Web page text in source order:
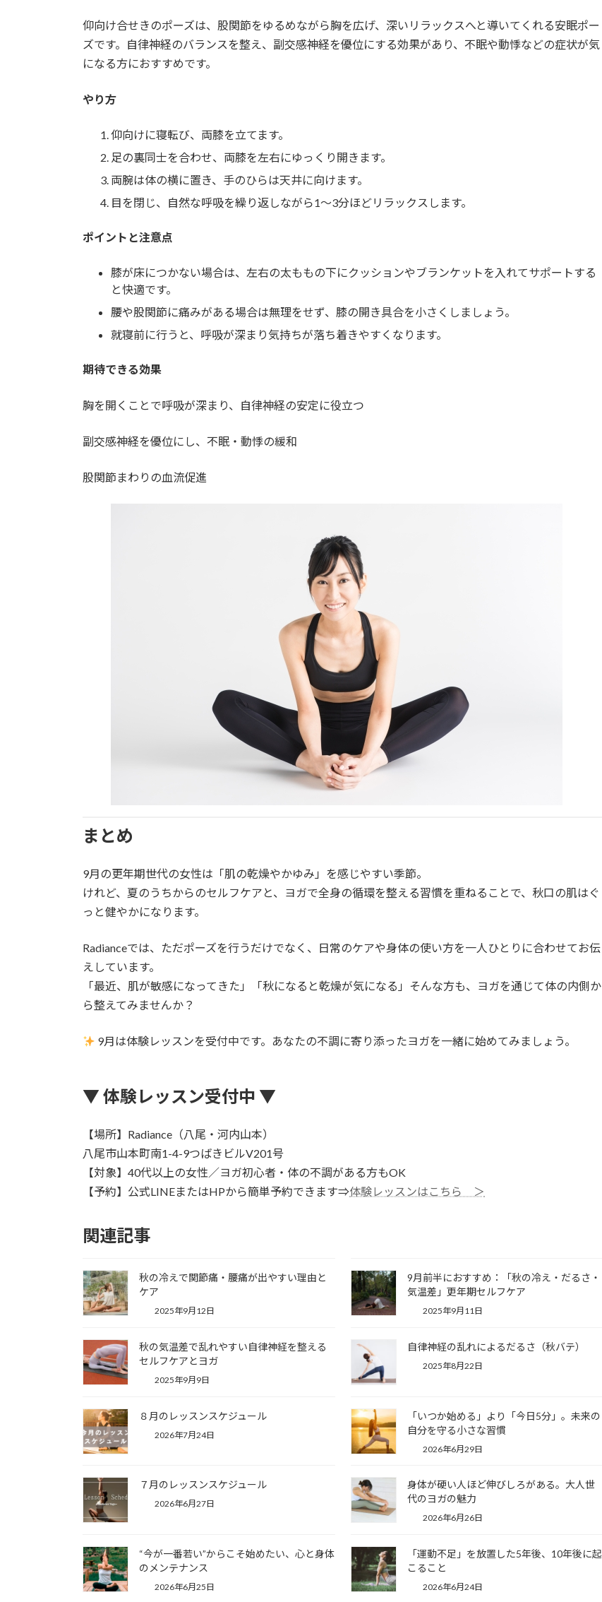
仰向け合せきのポーズは、股関節をゆるめながら胸を広げ、深いリラックスへと導いてくれる安眠ポー
ズです。自律神経のバランスを整え、副交感神経を優位にする効果があり、不眠や動悸などの症状が気
になる方におすすめです。
やり方
仰向けに寝転び、両膝を立てます。
足の裏同士を合わせ、両膝を左右にゆっくり開きます。
両腕は体の横に置き、手のひらは天井に向けます。
目を閉じ、自然な呼吸を繰り返しながら1〜3分ほどリラックスします。
ポイントと注意点
膝が床につかない場合は、左右の太ももの下にクッションやブランケットを入れてサポートする
と快適です。
腰や股関節に痛みがある場合は無理をせず、膝の開き具合を小さくしましょう。
就寝前に行うと、呼吸が深まり気持ちが落ち着きやすくなります。
期待できる効果
胸を開くことで呼吸が深まり、自律神経の安定に役立つ
副交感神経を優位にし、不眠・動悸の緩和
股関節まわりの血流促進
まとめ
9月の更年期世代の女性は「肌の乾燥やかゆみ」を感じやすい季節。
けれど、夏のうちからのセルフケアと、ヨガで全身の循環を整える習慣を重ねることで、秋口の肌はぐ
っと健やかになります。
Radianceでは、ただポーズを行うだけでなく、日常のケアや身体の使い方を一人ひとりに合わせてお伝
えしています。
「最近、肌が敏感になってきた」「秋になると乾燥が気になる」そんな方も、ヨガを通じて体の内側か
ら整えてみませんか？
9月は体験レッスンを受付中です。あなたの不調に寄り添ったヨガを一緒に始めてみましょう。
▼ 体験レッスン受付中 ▼
【場所】Radiance（八尾・河内山本）
八尾市山本町南1-4-9つばきビルV201号
【対象】40代以上の女性／ヨガ初心者・体の不調がある方もOK
【予約】公式LINEまたはHPから簡単予約できます⇒体験レッスンはこちら ＞
関連記事
秋の冷えで関節痛・腰痛が出やすい理由と
ケア
2025年9月12日
9月前半におすすめ：「秋の冷え・だるさ・
気温差」更年期セルフケア
2025年9月11日
秋の気温差で乱れやすい自律神経を整える
セルフケアとヨガ
2025年9月9日
自律神経の乱れによるだるさ（秋バテ）
2025年8月22日
８月のレッスンスケジュール
2026年7月24日
「いつか始める」より「今日5分」。未来の
自分を守る小さな習慣
2026年6月29日
７月のレッスンスケジュール
2026年6月27日
身体が硬い人ほど伸びしろがある。大人世
代のヨガの魅力
2026年6月26日
“今が一番若い”からこそ始めたい、心と身体
のメンテナンス
2026年6月25日
「運動不足」を放置した5年後、10年後に起
こること
2026年6月24日